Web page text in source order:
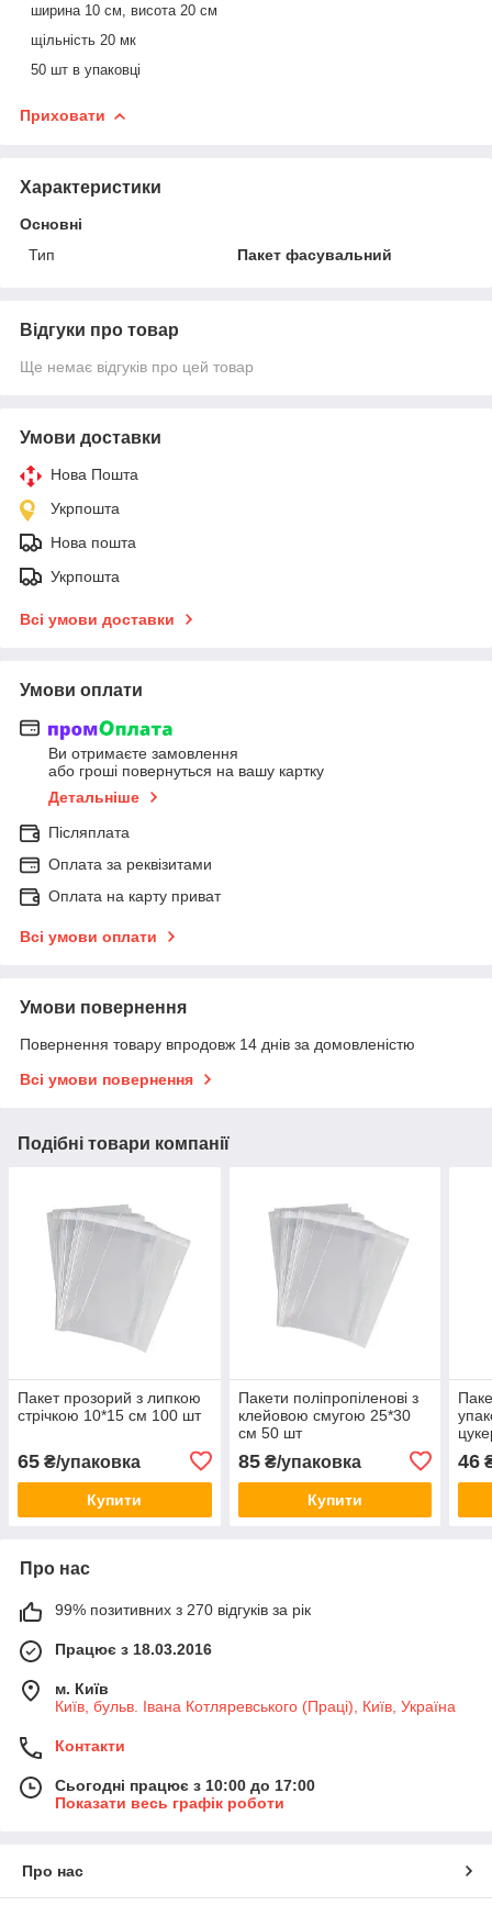
ширина 10 см, висота 20 см
щільність 20 мк
50 шт в упаковці
Приховати
Характеристики
Основні
Тип
Пакет фасувальний
Відгуки про товар
Ще немає відгуків про цей товар
Умови доставки
Нова Пошта
Укрпошта
Нова пошта
Укрпошта
Всі умови доставки
Умови оплати
Ви отримаєте замовлення
або гроші повернуться на вашу картку
Детальніше
Післяплата
Оплата за реквізитами
Оплата на карту приват
Всі умови оплати
Умови повернення
Повернення товару впродовж 14 днів за домовленістю
Всі умови повернення
Подібні товари компанії
Пакет прозорий з липкою
стрічкою 10*15 см 100 шт
65 ₴/упаковка
Купити
Пакети поліпропіленові з
клейовою смугою 25*30
см 50 шт
85₴/упаковка
Купити
46
Про нас
99% позитивних з 270 відгуків за рік
Працює з 18.03.2016
м. Київ
Київ, бульв. Івана Котляревського (Праці), Київ, Україна
Контакти
Сьогодні працює з 10:00 до 17:00
Показати весь графік роботи
Про нас